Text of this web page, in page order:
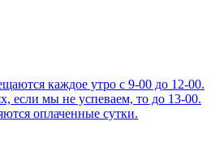
каждое утро с 9-00 до 12-00.
если мы не успеваем, то до 13-00.
оплаченные сутки.